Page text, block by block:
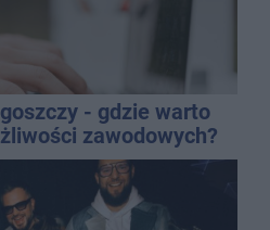
- gdzie warto
zawodowych?